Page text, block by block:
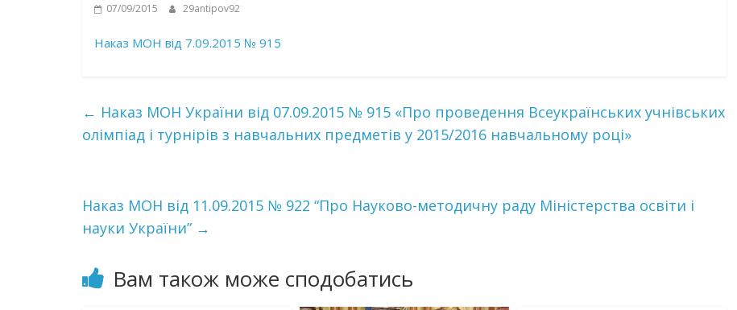
07/09/2015 29antipov92
Наказ МОН від 7.09.2015 № 915
← Наказ МОН України від 07.09.2015 № 915 «Про проведення Всеукраїнських учнівських
олімпіад і турнірів з навчальних предметів у 2015/2016 навчальному році»
Наказ МОН від 11.09.2015 № 922 “Про Науково-методичну раду Міністерства освіти і
науки України” →
Вам також може сподобатись